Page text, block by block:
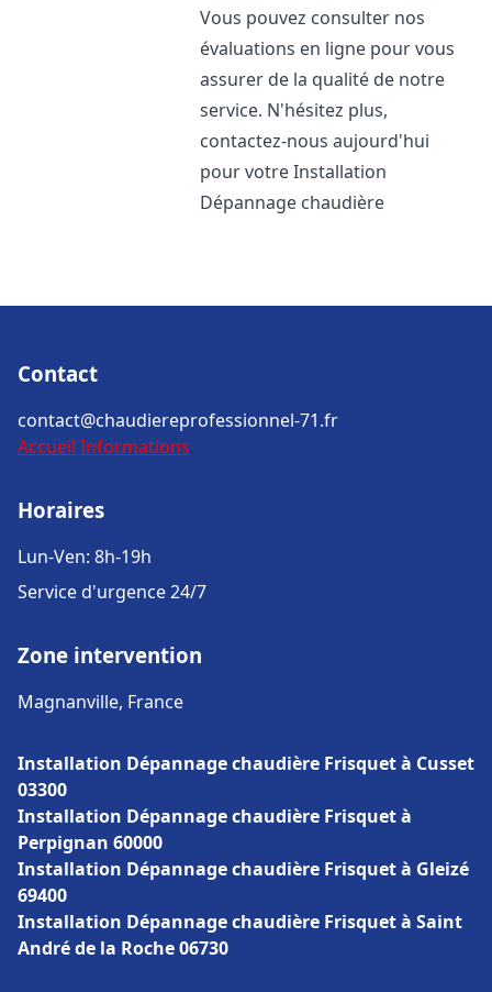
Vous pouvez consulter nos
évaluations en ligne pour vous
assurer de la qualité de notre
service. N'hésitez plus,
contactez-nous aujourd'hui
pour votre Installation
Dépannage chaudière
Contact
contact@chaudiereprofessionnel-71.fr
Accueil Informations
Horaires
Lun-Ven: 8h-19h
Service d'urgence 24/7
Zone intervention
Magnanville, France
Installation Dépannage chaudière Frisquet à Cusset
03300
Installation Dépannage chaudière Frisquet à
Perpignan 60000
Installation Dépannage chaudière Frisquet à Gleizé
69400
Installation Dépannage chaudière Frisquet à Saint
André de la Roche 06730